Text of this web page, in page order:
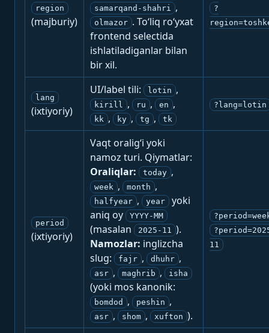
region
(majburiy)
samarqand-shahri ,
olmazor . To‘liq ro‘yxat
frontend selectida
ishlatiladiganlar bilan
bir xil.
?
lang
(ixtiyoriy)
UI/label tili: lotin ,
kirill , ru , en ,
kk , ky , tg , tk
?lang=lotin
period
(ixtiyoriy)
Vaqt oralig‘i yoki
namoz turi. Qiymatlar:
Oraliqlar:
today ,
week , month ,
halfyear , year
yoki
aniq oy
YYYY-MM
(masalan 2025-11 ).
Namozlar: inglizcha
slug:
fajr , dhuhr ,
asr , maghrib , isha
(yoki mos kanonik:
bomdod , peshin ,
asr , shom , xufton ).
11